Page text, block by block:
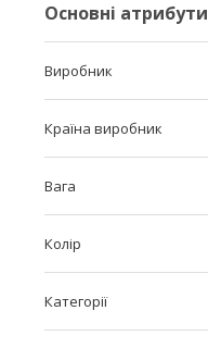
Основні атрибути
Виробник
Країна виробник
Вага
Колір
Категорії